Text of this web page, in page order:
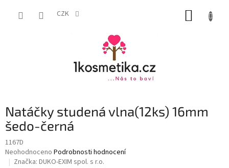
CZK
Natáčky studená vlna(12ks) 16mm
šedo-černá
1167D
Průměrné
hodnocení
Neohodnoceno Podrobnosti hodnocení
Značka: DUKO-EXIM spol. s r.o.